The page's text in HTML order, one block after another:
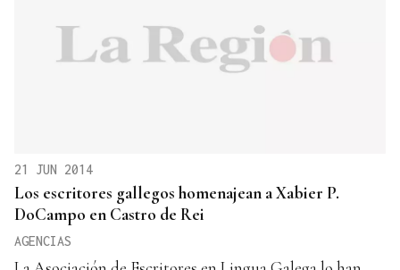
21 JUN 2014
Los escritores gallegos homenajean a Xabier P.
DoCampo en Castro de Rei
AGENCIAS